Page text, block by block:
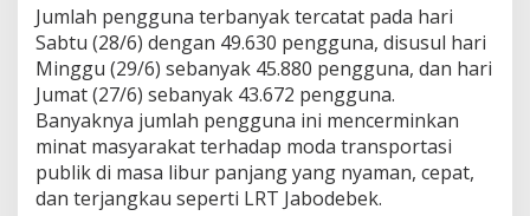
m
a
L
i
b
u
r
n
Jumlah pengguna terbanyak tercatat pada hari
Sabtu (28/6) dengan 49.630 pengguna, disusul hari
Minggu (29/6) sebanyak 45.880 pengguna, dan hari
Jumat (27/6) sebanyak 43.672 pengguna.
Banyaknya jumlah pengguna ini mencerminkan
minat masyarakat terhadap moda transportasi
publik di masa libur panjang yang nyaman, cepat,
dan terjangkau seperti LRT Jabodebek.